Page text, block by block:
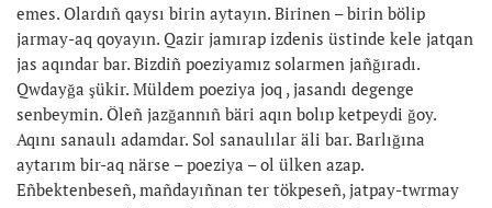
emes. Olardıñ qaysı birin aytayın. Birinen – birin bölip
jarmay-aq qoyayın. Qazir jamırap izdenis üstinde kele jatqan
jas aqındar bar. Bizdiñ poeziyamız solarmen jañğıradı.
Qwdayğa şükir. Müldem poeziya joq , jasandı degenge
senbeymin. Öleñ jazğannıñ bäri aqın bolıp ketpeydi ğoy.
Aqını sanaulı adamdar. Sol sanaulılar äli bar. Barlığına
aytarım bir-aq närse – poeziya – ol ülken azap.
Eñbektenbeseñ, mañdayıñnan ter tökpeseñ, jatpay-twrmay